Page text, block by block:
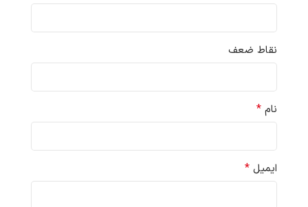
نقاط ضعف
نام *
ایمیل *